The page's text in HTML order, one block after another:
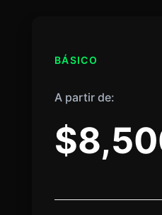
BÁSICO
A partir de: